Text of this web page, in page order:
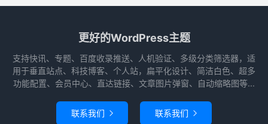
更好的WordPress主题
支持快讯、专题、百度收录推送、人机验证、多级分类筛选器，适
用于垂直站点、科技博客、个人站，扁平化设计、简洁白色、超多
功能配置、会员中心、直达链接、文章图片弹窗、自动缩略图等...
联系我们  联系我们 